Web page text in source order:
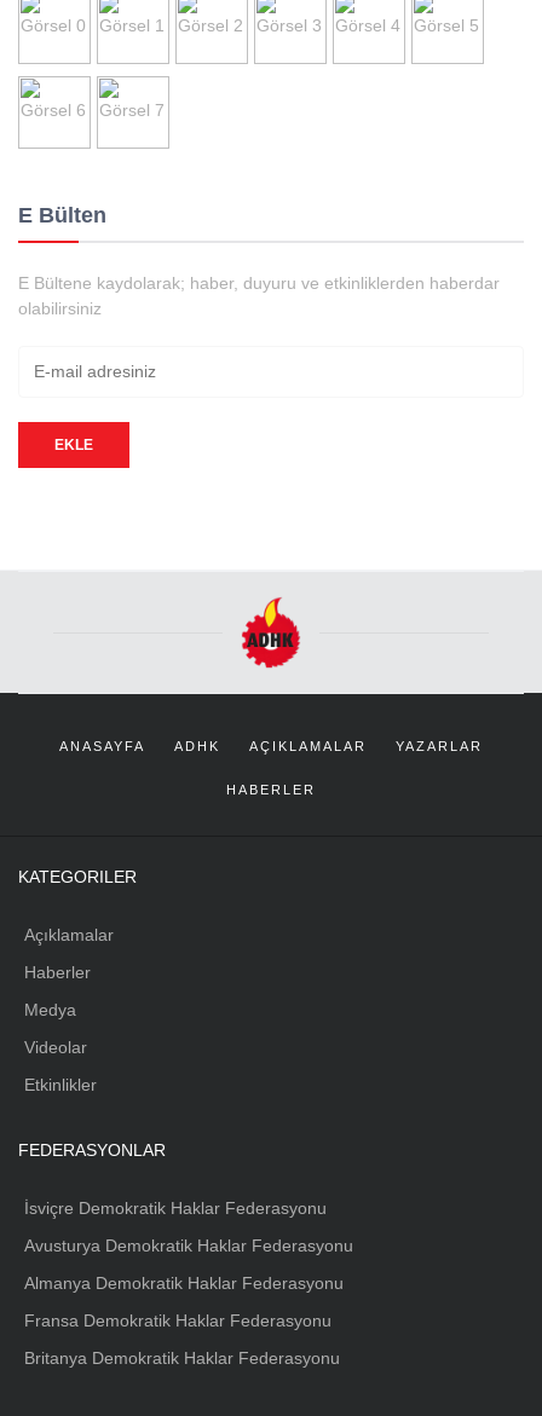
E Bülten
E Bültene kaydolarak; haber, duyuru ve etkinliklerden haberdar
olabilirsiniz
EKLE
ANASAYFA ADHK AÇIKLAMALAR YAZARLAR
HABERLER
KATEGORILER
Açıklamalar
Haberler
Medya
Videolar
Etkinlikler
FEDERASYONLAR
İsviçre Demokratik Haklar Federasyonu
Avusturya Demokratik Haklar Federasyonu
Almanya Demokratik Haklar Federasyonu
Fransa Demokratik Haklar Federasyonu
Britanya Demokratik Haklar Federasyonu